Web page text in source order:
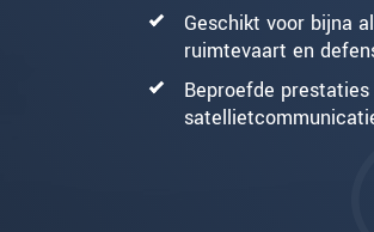
Geschikt voor bijna
ruimtevaart en
Beproefde